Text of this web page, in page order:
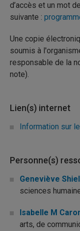
d’accès et un mot
suivante :
Une copie
soumis à
responsable de la
note).
Lien(s) internet
Information sur
Personne(s)
Geneviève
sciences
Isabelle M
arts, de